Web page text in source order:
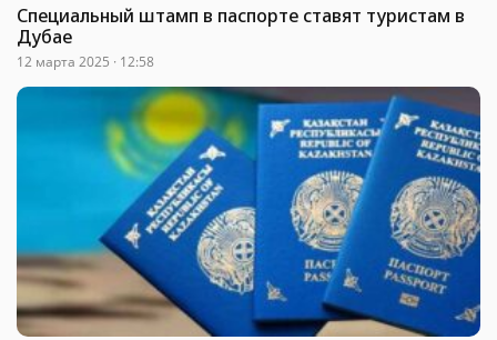
Специальный штамп в паспорте ставят туристам в
Дубае
12 марта 2025 · 12:58